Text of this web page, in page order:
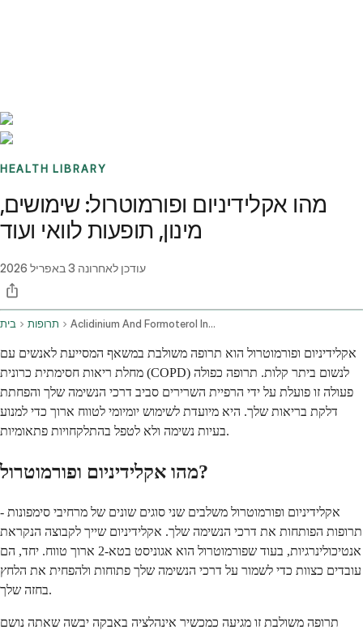
HEALTH LIBRARY
מהו אקלידיניום ופורמוטרול: שימושים,
מינון, תופעות לוואי ועוד
עודכן לאחרונה 3 באפריל 2026
בית תרופות Aclidinium And Formoterol Inhalation Route
אקלידיניום ופורמוטרול הוא תרופה משולבת במשאף המסייעת לאנשים עם
מחלת ריאות חסימתית כרונית (COPD) לנשום ביתר קלות. תרופה כפולה
פעולה זו פועלת על ידי הרפיית השרירים סביב דרכי הנשימה שלך והפחתת
דלקת בריאות שלך. היא מיועדת לשימוש יומיומי לטווח ארוך כדי למנוע
בעיות נשימה ולא לטפל בהתלקחויות פתאומיות.
מהו אקלידיניום ופורמוטרול?
אקלידיניום ופורמוטרול משלבים שני סוגים שונים של מרחיבי סימפונות -
תרופות הפותחות את דרכי הנשימה שלך. אקלידיניום שייך לקבוצה הנקראת
אנטיכולינרגיות, בעוד שפורמוטרול הוא אגוניסט בטא-2 ארוך טווח. יחד, הם
עובדים כצוות כדי לשמור על דרכי הנשימה שלך פתוחות ולהפחית את הלחץ
בחזה שלך.
תרופה משולבת זו מגיעה כמכשיר אינהלציה באבקה יבשה שאתה נושם